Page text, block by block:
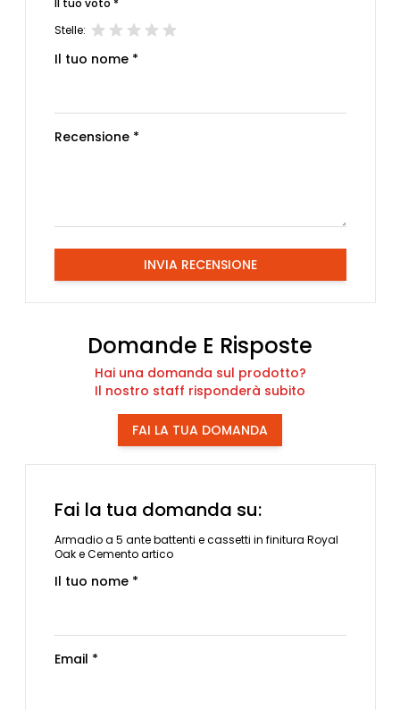
Il tuo voto *
Stelle:
Il tuo nome *
Recensione *
INVIA RECENSIONE
Domande E Risposte
Hai una domanda sul prodotto?
Il nostro staff risponderà subito
FAI LA TUA DOMANDA
Fai la tua domanda su:
Armadio a 5 ante battenti e cassetti in finitura Royal
Oak e Cemento artico
Il tuo nome *
Email *